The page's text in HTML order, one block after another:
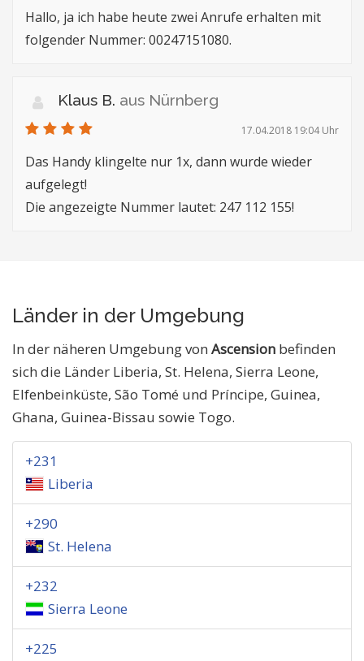
Hallo, ja ich habe heute zwei Anrufe erhalten mit
folgender Nummer: 00247151080.
Klaus B. aus Nürnberg
17.04.2018 19:04 Uhr
Das Handy klingelte nur 1x, dann wurde wieder
aufgelegt!
Die angezeigte Nummer lautet: 247 112 155!
Länder in der Umgebung
In der näheren Umgebung von Ascension befinden
sich die Länder Liberia, St. Helena, Sierra Leone,
Elfenbeinküste, São Tomé und Príncipe, Guinea,
Ghana, Guinea-Bissau sowie Togo.
+231
Liberia
+290
St. Helena
+232
Sierra Leone
+225